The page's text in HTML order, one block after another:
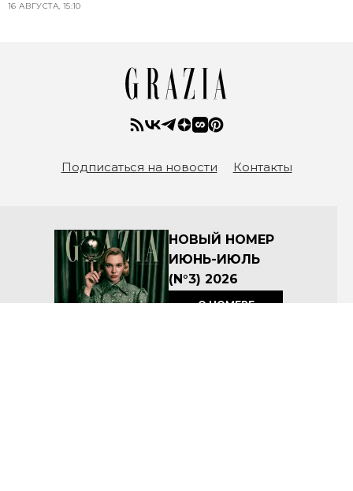
16 АВГУСТА, 15:10
Подписаться на новости Контакты
НОВЫЙ НОМЕР
ИЮНЬ-ИЮЛЬ
(N°3) 2026
О НОМЕРЕ